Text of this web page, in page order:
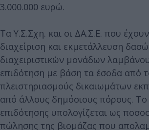
3.000.000 ευρώ.
Τα Υ.Σ.Σχη. και οι ΔΑ.Σ.Ε. που
διαχείριση και εκμετάλλευση
διαχειριστικών μονάδων
επιδότηση με βάση τα έσοδα από
πλειστηριασμούς δικαιωμάτων
από άλλους δημόσιους πόρους.
επιδότησης υπολογίζεται ως
πώλησης της βιομάζας που